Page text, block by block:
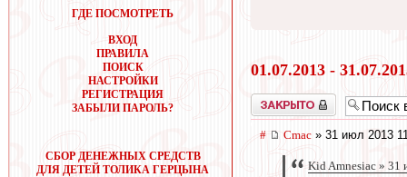
ГДЕ ПОСМОТРЕТЬ
ВХОД
ПРАВИЛА
ПОИСК
НАСТРОЙКИ
РЕГИСТРАЦИЯ
ЗАБЫЛИ ПАРОЛЬ?
СБОР ДЕНЕЖНЫХ СРЕДСТВ
ДЛЯ ДЕТЕЙ ТОЛИКА ГЕРЦЫНА
01.07.2013 -
Закрыто
# Cmac » 31 июл 2013
Kid Amnesiac » 31